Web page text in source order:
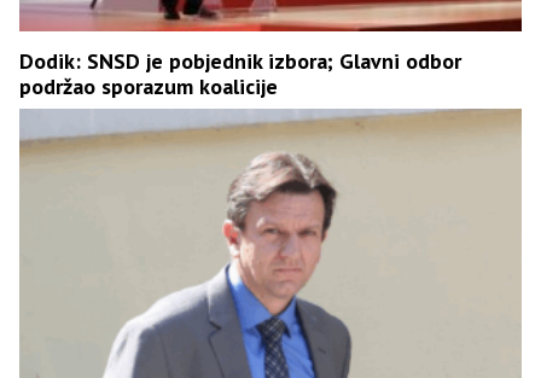
Dodik: SNSD je pobjednik izbora; Glavni odbor
podržao sporazum koalicije